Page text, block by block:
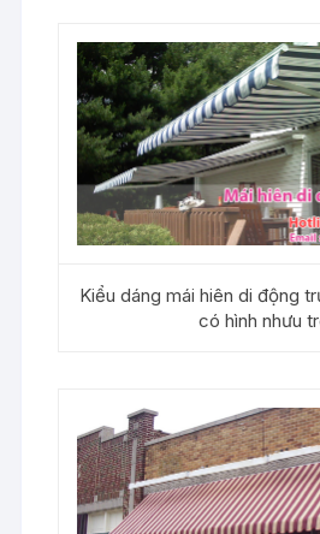
Kiểu dáng mái hiên di động
có hình nhưu